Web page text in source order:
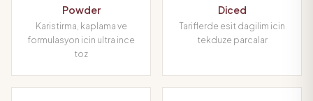
Powder
Karistirma, kaplama ve
formulasyon icin ultra ince
toz
Diced
Tariflerde esit dagilim icin
tekduze parcalar